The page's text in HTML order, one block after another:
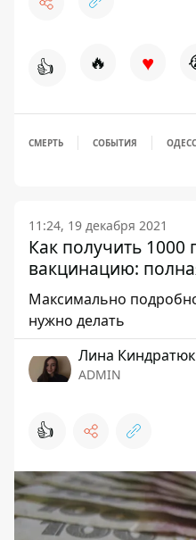
👍 🔥 ♥
СМЕРТЬ СОБЫТИЯ
11:24, 19 декабря 2021
Как получить 1000
вакцинацию:
Максимально
нужно делать
Лина Киндратюк
ADMIN
👍